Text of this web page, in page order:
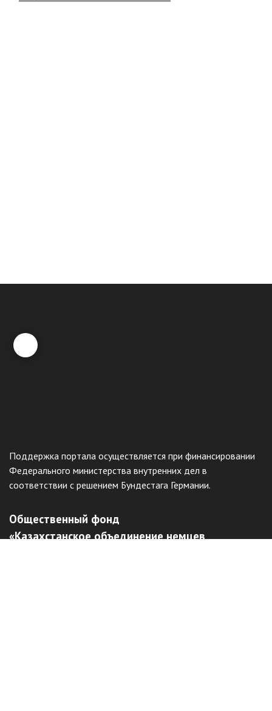
Поддержка портала осуществляется при финансировании
Федерального министерства внутренних дел в
соответствии с решением Бундестага Германии.
Общественный фонд
«Казахстанское объединение немцев